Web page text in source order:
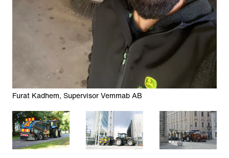
Furat Kadhem, Supervisor Vemmab AB